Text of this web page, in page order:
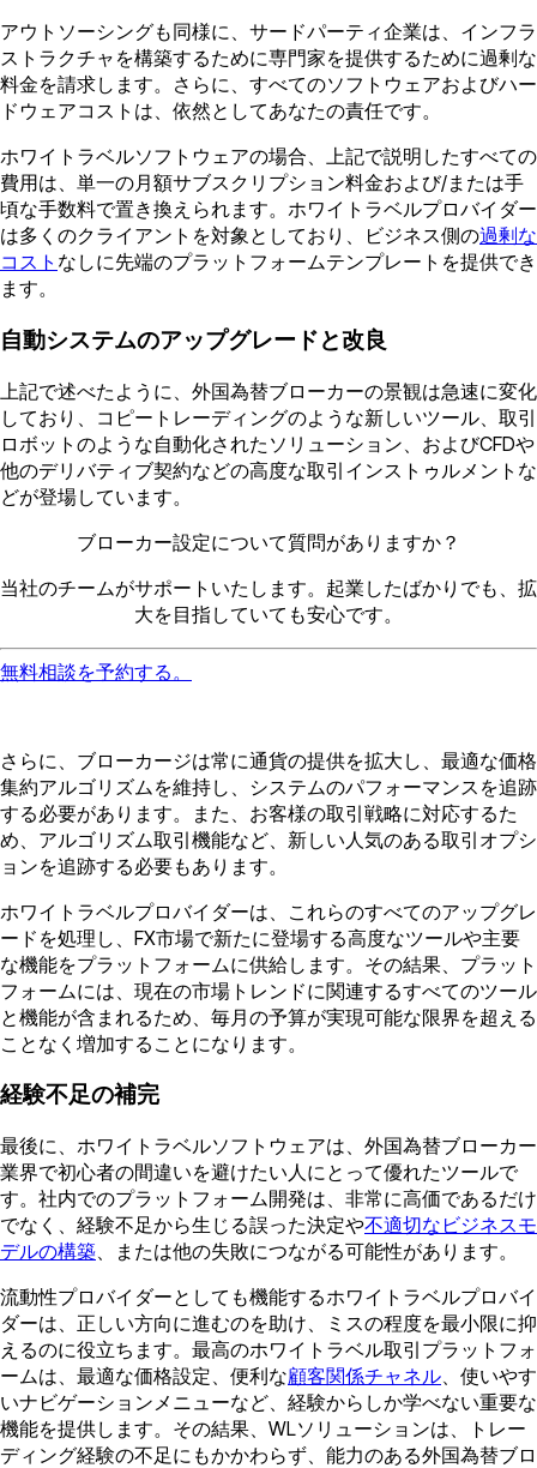
アウトソーシングも同様に、サードパーティ企業は、インフラ
ストラクチャを構築するために専門家を提供するために過剰な
料金を請求します。さらに、すべてのソフトウェアおよびハー
ドウェアコストは、依然としてあなたの責任です。
ホワイトラベルソフトウェアの場合、上記で説明したすべての
費用は、単一の月額サブスクリプション料金および/または手
頃な手数料で置き換えられます。ホワイトラベルプロバイダー
は多くのクライアントを対象としており、ビジネス側の過剰な
コスト なしに先端のプラットフォームテンプレートを提供でき
ます。
自動システムのアップグレードと改良
上記で述べたように、外国為替ブローカーの景観は急速に変化
しており、コピートレーディングのような新しいツール、取引
ロボットのような自動化されたソリューション、およびCFDや
他のデリバティブ契約などの高度な取引インストゥルメントな
どが登場しています。
ブローカー設定について質問がありますか？
当社のチームがサポートいたします。起業したばかりでも、拡
大を目指していても安心です。
無料相談を予約する。
さらに、ブローカージは常に通貨の提供を拡大し、最適な価格
集約アルゴリズムを維持し、システムのパフォーマンスを追跡
する必要があります。また、お客様の取引戦略に対応するた
め、アルゴリズム取引機能など、新しい人気のある取引オプシ
ョンを追跡する必要もあります。
ホワイトラベルプロバイダーは、これらのすべてのアップグレ
ードを処理し、FX市場で新たに登場する高度なツールや主要
な機能をプラットフォームに供給します。その結果、プラット
フォームには、現在の市場トレンドに関連するすべてのツール
と機能が含まれるため、毎月の予算が実現可能な限界を超える
ことなく増加することになります。
経験不足の補完
最後に、ホワイトラベルソフトウェアは、外国為替ブローカー
業界で初心者の間違いを避けたい人にとって優れたツールで
す。社内でのプラットフォーム開発は、非常に高価であるだけ
でなく、経験不足から生じる誤った決定や不適切なビジネスモ
デルの構築、または他の失敗につながる可能性があります。
流動性プロバイダーとしても機能するホワイトラベルプロバイ
ダーは、正しい方向に進むのを助け、ミスの程度を最小限に抑
えるのに役立ちます。最高のホワイトラベル取引プラットフォ
ームは、最適な価格設定、便利な顧客関係チャネル、使いやす
いナビゲーションメニューなど、経験からしか学べない重要な
機能を提供します。その結果、WLソリューションは、トレー
ディング経験の不足にもかかわらず、能力のある外国為替ブロ